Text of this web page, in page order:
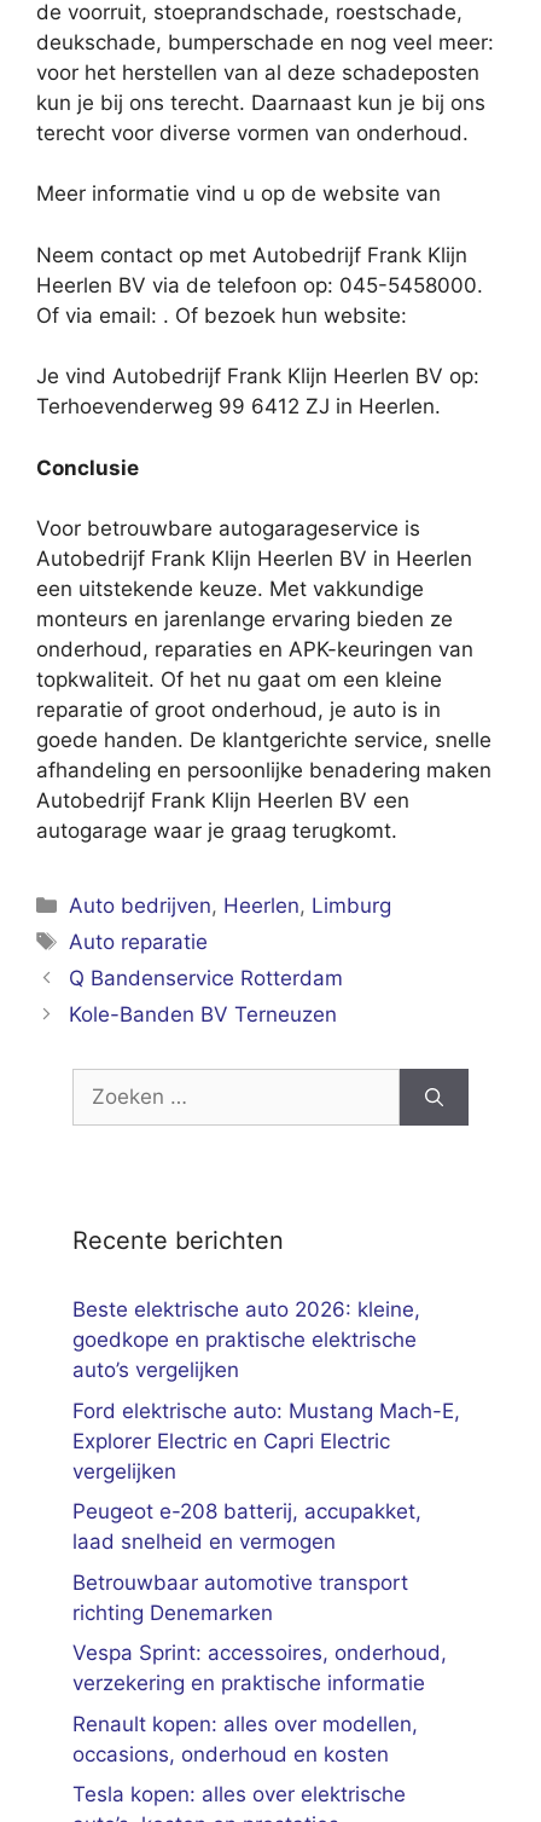
de voorruit, stoeprandschade, roestschade,
deukschade, bumperschade en nog veel meer:
voor het herstellen van al deze schadeposten
kun je bij ons terecht. Daarnaast kun je bij ons
terecht voor diverse vormen van onderhoud.
Meer informatie vind u op de website van
Neem contact op met Autobedrijf Frank Klijn
Heerlen BV via de telefoon op: 045-5458000.
Of via email: . Of bezoek hun website:
Je vind Autobedrijf Frank Klijn Heerlen BV op:
Terhoevenderweg 99 6412 ZJ in Heerlen.
Conclusie
Voor betrouwbare autogarageservice is
Autobedrijf Frank Klijn Heerlen BV in Heerlen
een uitstekende keuze. Met vakkundige
monteurs en jarenlange ervaring bieden ze
onderhoud, reparaties en APK-keuringen van
topkwaliteit. Of het nu gaat om een kleine
reparatie of groot onderhoud, je auto is in
goede handen. De klantgerichte service, snelle
afhandeling en persoonlijke benadering maken
Autobedrijf Frank Klijn Heerlen BV een
autogarage waar je graag terugkomt.
Categorieën
Auto bedrijven, Heerlen, Limburg
Tags
Auto reparatie
Q Bandenservice Rotterdam
Kole-Banden BV Terneuzen
Zoek
Recente berichten
Beste elektrische auto 2026: kleine,
goedkope en praktische elektrische
auto’s vergelijken
Ford elektrische auto: Mustang Mach-E,
Explorer Electric en Capri Electric
vergelijken
Peugeot e-208 batterij, accupakket,
laad snelheid en vermogen
Betrouwbaar automotive transport
richting Denemarken
Vespa Sprint: accessoires, onderhoud,
verzekering en praktische informatie
Renault kopen: alles over modellen,
occasions, onderhoud en kosten
Tesla kopen: alles over elektrische